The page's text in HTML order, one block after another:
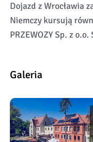
Dojazd z Wrocławia
Niemczy kursują
PRZEWOZY Sp. z o.o.
Galeria